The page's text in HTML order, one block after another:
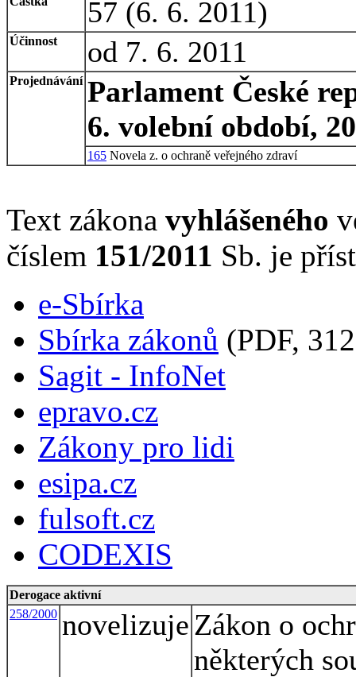
57 (6. 6. 2011)
Účinnost od 7. 6. 2011
Projednávání Parlament České
6. volební období,
165 Novela z. o ochraně veřejného zdraví
Text zákona vyhlášeného
číslem 151/2011 Sb. je
e-Sbírka
Sbírka zákonů (PDF,
Sagit - InfoNet
epravo.cz
Zákony pro lidi
esipa.cz
fulsoft.cz
CODEXIS
Derogace aktivní
258/2000 novelizujeZákon o
některých